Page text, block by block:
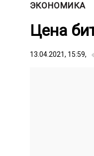
ЭКОНОМИКА
Цена
13.04.2021, 15:59,